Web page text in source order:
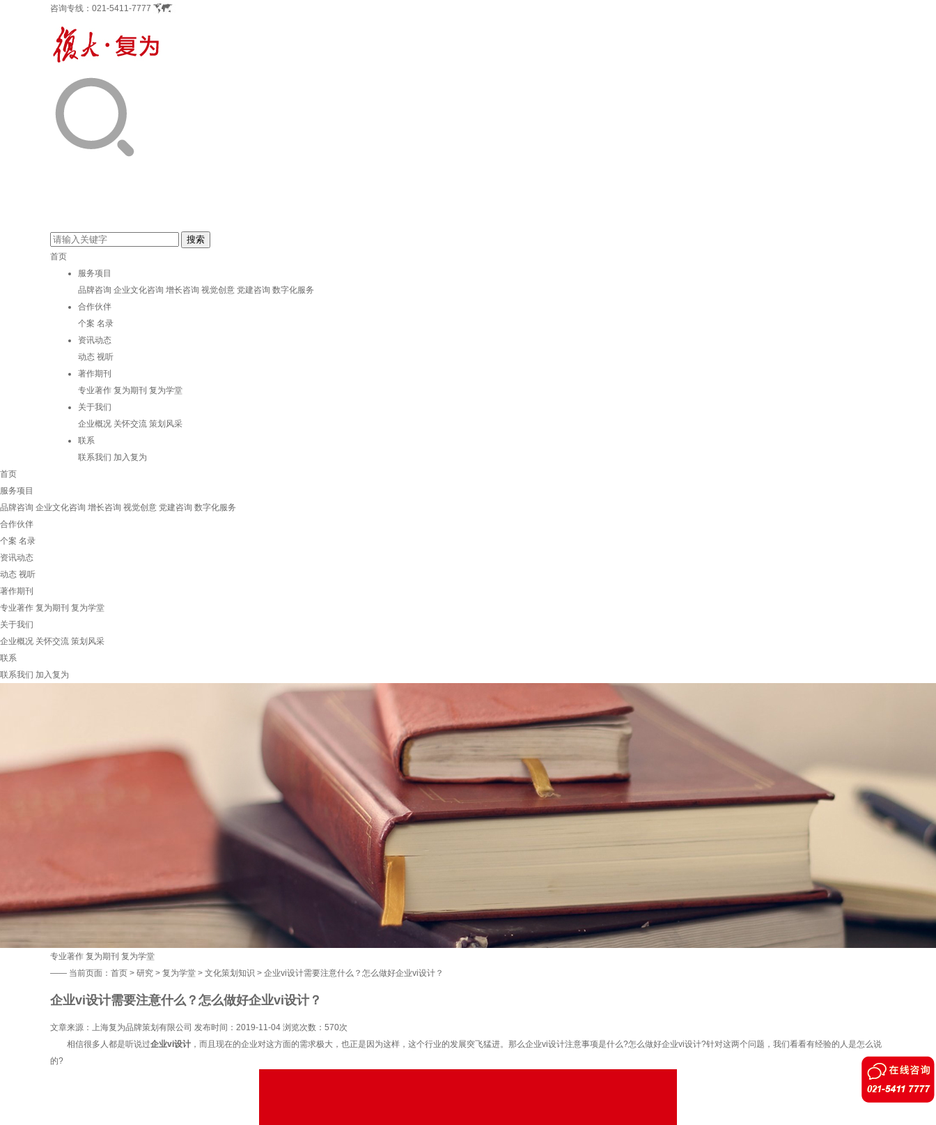
咨询专线： 021-5411-7777
首页
服务项目
品牌咨询 企业文化咨询 增长咨询 视觉创意 党建咨询 数字化服务
合作伙伴
个案 名录
资讯动态
动态 视听
著作期刊
专业著作 复为期刊 复为学堂
关于我们
企业概况 关怀交流 策划风采
联系
联系我们 加入复为
首页
服务项目
品牌咨询 企业文化咨询 增长咨询 视觉创意 党建咨询 数字化服务
合作伙伴
个案 名录
资讯动态
动态 视听
著作期刊
专业著作 复为期刊 复为学堂
关于我们
企业概况 关怀交流 策划风采
联系
联系我们 加入复为
专业著作 复为期刊 复为学堂
—— 当前页面： 首页 > 研究 > 复为学堂 > 文化策划知识 > 企业vi设计需要注意什么？怎么做好企业vi设计？
企业vi设计需要注意什么？怎么做好企业vi设计？
文章来源：上海复为品牌策划有限公司 发布时间：2019-11-04 浏览次数： 570次
相信很多人都是听说过企业vi设计 ，而且现在的企业对这方面的需求极大，也正是因为这样，这个行业的发展突飞猛进。那么企业vi设计注意事项是什么?怎么做好企业vi设计?针对这两个问题，我们看看有经验的人是怎么说
的?